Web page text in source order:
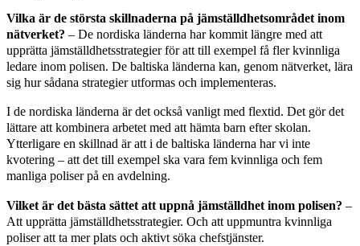
Vilka är de största skillnaderna på jämställdhetsområdet inom
nätverket? – De nordiska länderna har kommit längre med att
upprätta jämställdhetsstrategier för att till exempel få fler kvinnliga
ledare inom polisen. De baltiska länderna kan, genom nätverket, lära
sig hur sådana strategier utformas och implementeras.
I de nordiska länderna är det också vanligt med flextid. Det gör det
lättare att kombinera arbetet med att hämta barn efter skolan.
Ytterligare en skillnad är att i de baltiska länderna har vi inte
kvotering – att det till exempel ska vara fem kvinnliga och fem
manliga poliser på en avdelning.
Vilket är det bästa sättet att uppnå jämställdhet inom polisen? –
Att upprätta jämställdhetsstrategier. Och att uppmuntra kvinnliga
poliser att ta mer plats och aktivt söka chefstjänster.